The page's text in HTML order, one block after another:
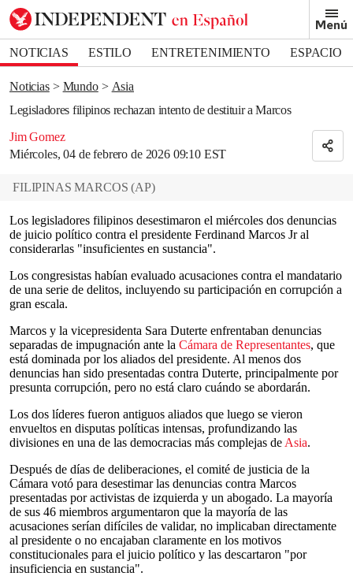
Menú
NOTICIAS ESTILO ENTRETENIMIENTO
ESPACIO
DEPORTES
Noticias Mundo
Asia
Legisladores filipinos rechazan intento de destituir a Marcos
Jim Gomez
Miércoles, 04 de febrero de 2026 09:10 EST
Bookmark popover
Removed from bookmarks
Close popover
FILIPINAS MARCOS (AP)
Los legisladores filipinos desestimaron el miércoles dos denuncias
de juicio político contra el presidente Ferdinand Marcos Jr al
considerarlas "insuficientes en sustancia".
Los congresistas habían evaluado acusaciones contra el mandatario
de una serie de delitos, incluyendo su participación en corrupción a
gran escala.
Marcos y la vicepresidenta Sara Duterte enfrentaban denuncias
separadas de impugnación ante la Cámara de Representantes, que
está dominada por los aliados del presidente. Al menos dos
denuncias han sido presentadas contra Duterte, principalmente por
presunta corrupción, pero no está claro cuándo se abordarán.
Los dos líderes fueron antiguos aliados que luego se vieron
envueltos en disputas políticas intensas, profundizando las
divisiones en una de las democracias más complejas de Asia.
Después de días de deliberaciones, el comité de justicia de la
Cámara votó para desestimar las denuncias contra Marcos
presentadas por activistas de izquierda y un abogado. La mayoría
de sus 46 miembros argumentaron que la mayoría de las
acusaciones serían difíciles de validar, no implicaban directamente
al presidente o no encajaban claramente en los motivos
constitucionales para el juicio político y las descartaron "por
insuficiencia en sustancia".